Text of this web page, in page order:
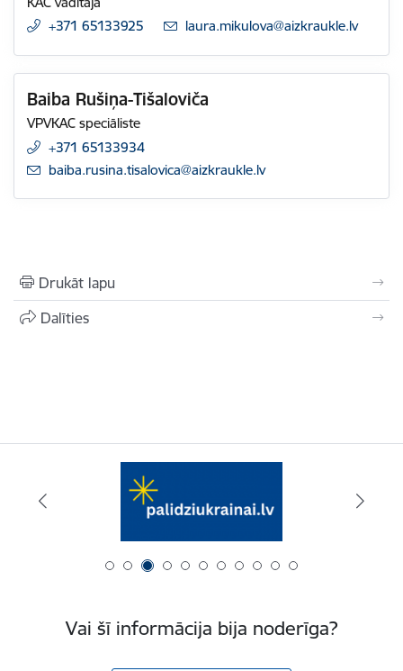
+371 65133925
E-pasts:
laura.mikulova@aizkraukle.lv
Baiba Rušiņa-Tišaloviča
VPVKAC speciāliste
+371 65133934
E-pasts:
baiba.rusina.tisalovica@aizkraukle.lv
Drukāt lapu
Dalīties
Vai šī informācija bija noderīga?